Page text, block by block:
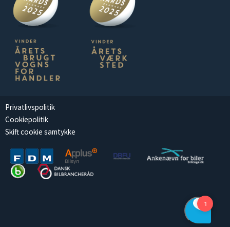
Privatlivspolitik
Cookiepolitik
Skift cookie samtykke